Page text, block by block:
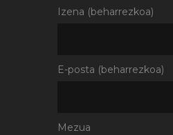
Izena (beharrezkoa)
E-posta (beharrezkoa)
Mezua